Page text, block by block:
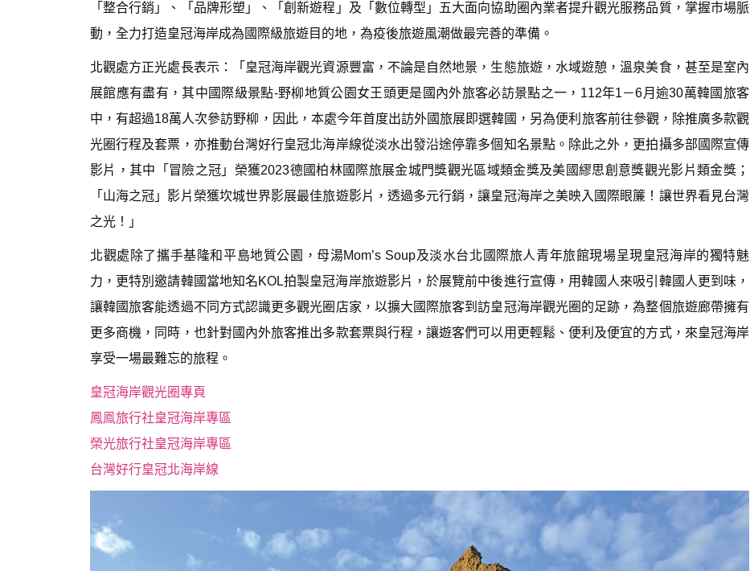
「整合行銷」、「品牌形塑」、「創新遊程」及「數位轉型」五大面向協助圈內業者提升觀光服務品質，掌握市場脈
動，全力打造皇冠海岸成為國際級旅遊目的地，為疫後旅遊風潮做最完善的準備。
北觀處方正光處長表示：「皇冠海岸觀光資源豐富，不論是自然地景，生態旅遊，水域遊憩，溫泉美食，甚至是室內
展館應有盡有，其中國際級景點-野柳地質公園女王頭更是國內外旅客必訪景點之一，112年1－6月逾30萬韓國旅客
中，有超過18萬人次參訪野柳，因此，本處今年首度出訪外國旅展即選韓國，另為便利旅客前往參觀，除推廣多款觀
光圈行程及套票，亦推動台灣好行皇冠北海岸線從淡水出發沿途停靠多個知名景點。除此之外，更拍攝多部國際宣傳
影片，其中「冒險之冠」榮獲2023德國柏林國際旅展金城門獎觀光區域類金獎及美國繆思創意獎觀光影片類金獎；
「山海之冠」影片榮獲坎城世界影展最佳旅遊影片，透過多元行銷，讓皇冠海岸之美映入國際眼簾！讓世界看見台灣
之光！」
北觀處除了攜手基隆和平島地質公園，母湯Mom’s Soup及淡水台北國際旅人青年旅館現場呈現皇冠海岸的獨特魅
力，更特別邀請韓國當地知名KOL拍製皇冠海岸旅遊影片，於展覽前中後進行宣傳，用韓國人來吸引韓國人更到味，
讓韓國旅客能透過不同方式認識更多觀光圈店家，以擴大國際旅客到訪皇冠海岸觀光圈的足跡，為整個旅遊廊帶擁有
更多商機，同時，也針對國內外旅客推出多款套票與行程，讓遊客們可以用更輕鬆、便利及便宜的方式，來皇冠海岸
享受一場最難忘的旅程。
皇冠海岸觀光圈專頁
鳳鳯旅行社皇冠海岸專區
榮光旅行社皇冠海岸專區
台灣好行皇冠北海岸線